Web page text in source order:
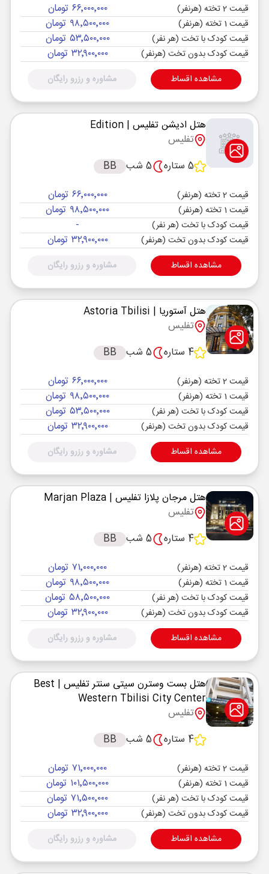
قیمت 2 تخته (هرنفر) ۶۶٬۰۰۰٬۰۰۰ تومان
قیمت 1 تخته (هرنفر) ۹۸٬۵۰۰٬۰۰۰ تومان
قیمت کودک با تخت (هر نفر) ۵۳٬۵۰۰٬۰۰۰ تومان
قیمت کودک بدون تخت (هرنفر) ۳۲٬۹۰۰٬۰۰۰ تومان
مشاهده اقساط مشاوره و رزرو رایگان
هتل ادیشن تفلیس | Edition
تفلیس
5 ستاره
5 شب BB
قیمت 2 تخته (هرنفر) ۶۶٬۰۰۰٬۰۰۰ تومان
قیمت 1 تخته (هرنفر) ۹۸٬۵۰۰٬۰۰۰ تومان
قیمت کودک با تخت (هر نفر) -
قیمت کودک بدون تخت (هرنفر) ۳۲٬۹۰۰٬۰۰۰ تومان
مشاهده اقساط مشاوره و رزرو رایگان
هتل آستوریا | Astoria Tbilisi
تفلیس
4 ستاره
5 شب BB
قیمت 2 تخته (هرنفر) ۶۶٬۰۰۰٬۰۰۰ تومان
قیمت 1 تخته (هرنفر) ۹۸٬۵۰۰٬۰۰۰ تومان
قیمت کودک با تخت (هر نفر) ۵۳٬۵۰۰٬۰۰۰ تومان
قیمت کودک بدون تخت (هرنفر) ۳۲٬۹۰۰٬۰۰۰ تومان
مشاهده اقساط مشاوره و رزرو رایگان
هتل مرجان پلازا تفلیس | Marjan Plaza
تفلیس
4 ستاره
5 شب BB
قیمت 2 تخته (هرنفر) ۷۱٬۰۰۰٬۰۰۰ تومان
قیمت 1 تخته (هرنفر) ۹۸٬۵۰۰٬۰۰۰ تومان
قیمت کودک با تخت (هر نفر) ۵۸٬۵۰۰٬۰۰۰ تومان
قیمت کودک بدون تخت (هرنفر) ۳۲٬۹۰۰٬۰۰۰ تومان
مشاهده اقساط مشاوره و رزرو رایگان
هتل بست وسترن سیتی سنتر تفلیس | Best
Western Tbilisi City Center
تفلیس
4 ستاره
5 شب BB
قیمت 2 تخته (هرنفر) ۷۱٬۰۰۰٬۰۰۰ تومان
قیمت 1 تخته (هرنفر) ۱۰۱٬۵۰۰٬۰۰۰ تومان
قیمت کودک با تخت (هر نفر) ۷۱٬۵۰۰٬۰۰۰ تومان
قیمت کودک بدون تخت (هرنفر) ۳۲٬۹۰۰٬۰۰۰ تومان
مشاهده اقساط مشاوره و رزرو رایگان